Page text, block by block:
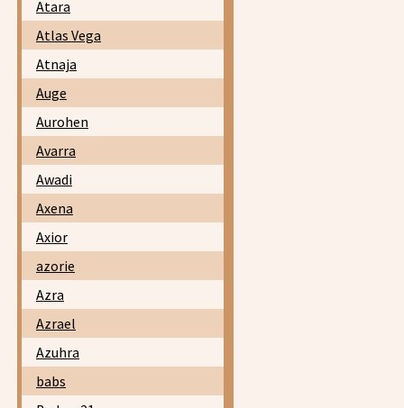
Atara
Atlas Vega
Atnaja
Auge
Aurohen
Avarra
Awadi
Axena
Axior
azorie
Azra
Azrael
Azuhra
babs